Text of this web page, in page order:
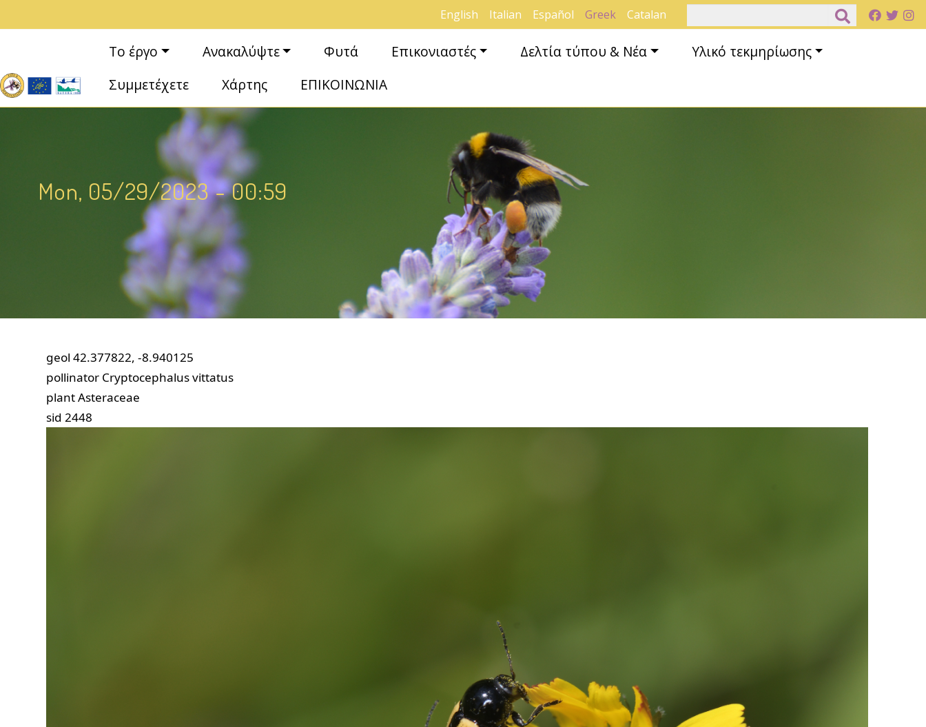
English Italian Español Greek Catalan
Κεντρική πλοήγηση
Το έργο Ανακαλύψτε Φυτά Επικονιαστές Δελτία τύπου & Νέα
Υλικό τεκμηρίωσης
Συμμετέχετε
Χάρτης ΕΠΙΚΟΙΝΩΝΙΑ
Mon, 05/29/2023 - 00:59
geol 42.377822, -8.940125
pollinator Cryptocephalus vittatus
plantAsteraceae
sid 2448